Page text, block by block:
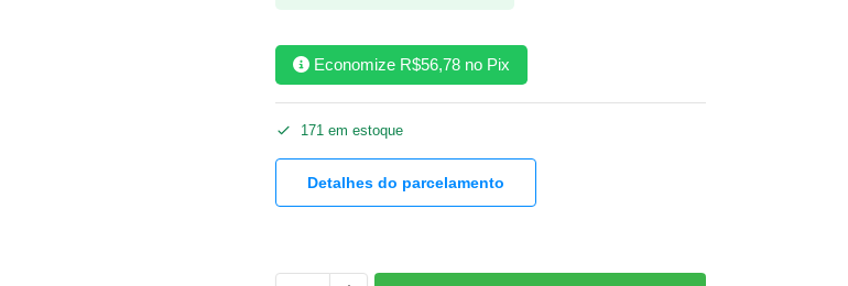
Economize R$56,78 no Pix
171 em estoque
Detalhes do parcelamento